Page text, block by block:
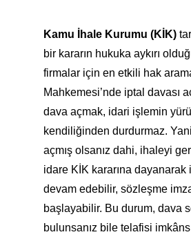
Kamu İhale Kurumu (KİK)
bir kararın hukuka aykırı
firmalar için en etkili hak
Mahkemesi’nde iptal davası
dava açmak, idari işlemin
kendiliğinden durdurmaz.
açmış olsanız dahi, ihaleyi
idare KİK kararına
devam edebilir, sözleşme
başlayabilir. Bu durum, dava
bulunsanız bile telafisi